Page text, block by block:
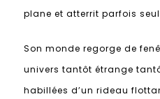
plane et atterrit parfois
Son monde regorge de
univers tantôt étrange
habillées d’un rideau